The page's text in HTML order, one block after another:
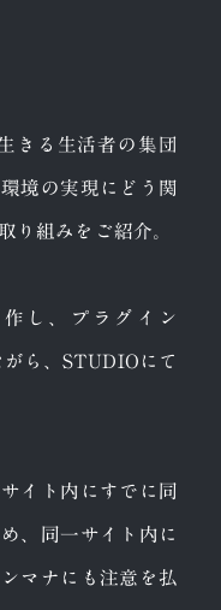
きる生活者の集団
境の実現にどう関
り組みをご紹介。
し、プラグイン
ら、STUDIOにて
イト内にすでに同
、同一サイト内に
マナにも注意を払